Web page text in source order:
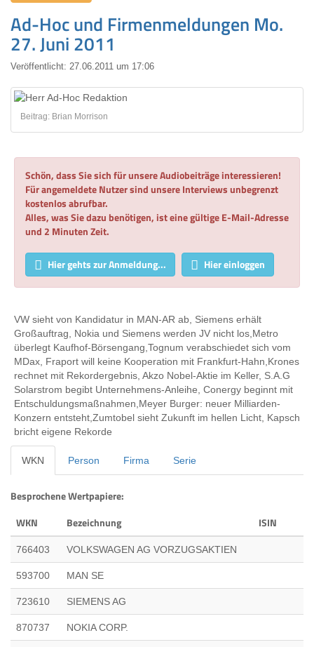
Ad-Hoc und Firmenmeldungen Mo.
27. Juni 2011
Veröffentlicht: 27.06.2011 um 17:06
Beitrag: Brian Morrison
Schön, dass Sie sich für unsere Audiobeiträge interessieren!
Für angemeldete Nutzer sind unsere Interviews unbegrenzt
kostenlos abrufbar.
Alles, was Sie dazu benötigen, ist eine gültige E-Mail-Adresse
und 2 Minuten Zeit.
Hier gehts zur Anmeldung... Hier einloggen
VW sieht von Kandidatur in MAN-AR ab, Siemens erhält
Großauftrag, Nokia und Siemens werden JV nicht los,Metro
überlegt Kaufhof-Börsengang,Tognum verabschiedet sich vom
MDax, Fraport will keine Kooperation mit Frankfurt-Hahn,Krones
rechnet mit Rekordergebnis, Akzo Nobel-Aktie im Keller, S.A.G
Solarstrom begibt Unternehmens-Anleihe, Conergy beginnt mit
Entschuldungsmaßnahmen,Meyer Burger: neuer Milliarden-
Konzern entsteht,Zumtobel sieht Zukunft im hellen Licht, Kapsch
bricht eigene Rekorde
WKN Person Firma Serie
Besprochene Wertpapiere:
WKN
Bezeichnung ISIN
766403 VOLKSWAGEN AG VORZUGSAKTIEN
593700 MAN SE
723610 SIEMENS AG
870737 NOKIA CORP.